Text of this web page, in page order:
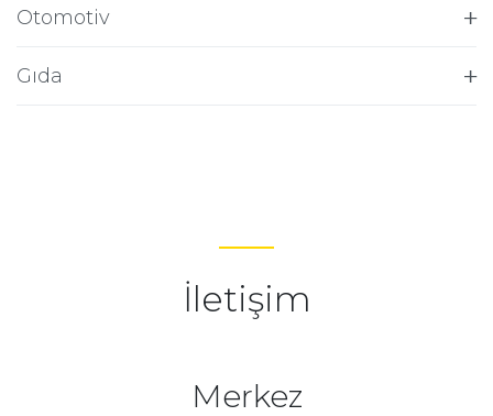
Otomotiv
Gıda
İletişim
Merkez